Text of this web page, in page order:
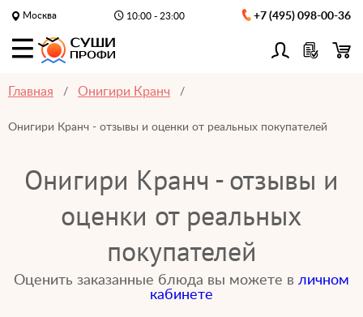
Москва 10:00 - 23:00 +7 (495) 098-00-36
Главная Онигири Кранч
Онигири Кранч - отзывы и оценки от реальных покупателей
Онигири Кранч - отзывы и
оценки от реальных
покупателей
Оценить заказанные блюда вы можете в личном
кабинете